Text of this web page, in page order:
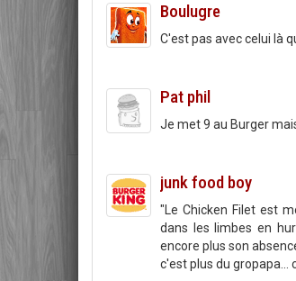
Boulugre
C'est pas avec celui là
Pat phil
Je met 9 au Burger
junk food boy
"Le Chicken Filet est
dans les limbes en
encore plus son
c'est plus du gropapa...